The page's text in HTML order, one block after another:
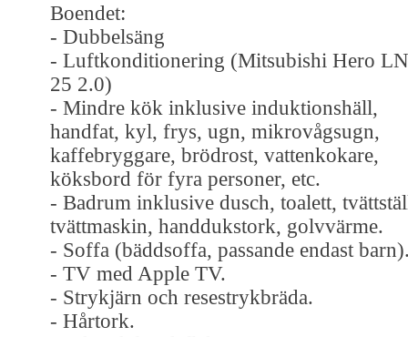
Boendet:
- Dubbelsäng
- Luftkonditionering (Mitsubishi Hero LN
25 2.0)
- Mindre kök inklusive induktionshäll,
handfat, kyl, frys, ugn, mikrovågsugn,
kaffebryggare, brödrost, vattenkokare,
köksbord för fyra personer, etc.
- Badrum inklusive dusch, toalett,
tvättmaskin, handdukstork, golvvärme.
- Soffa (bäddsoffa, passande endast
- TV med Apple TV.
- Strykjärn och resestrykbräda.
- Hårtork.